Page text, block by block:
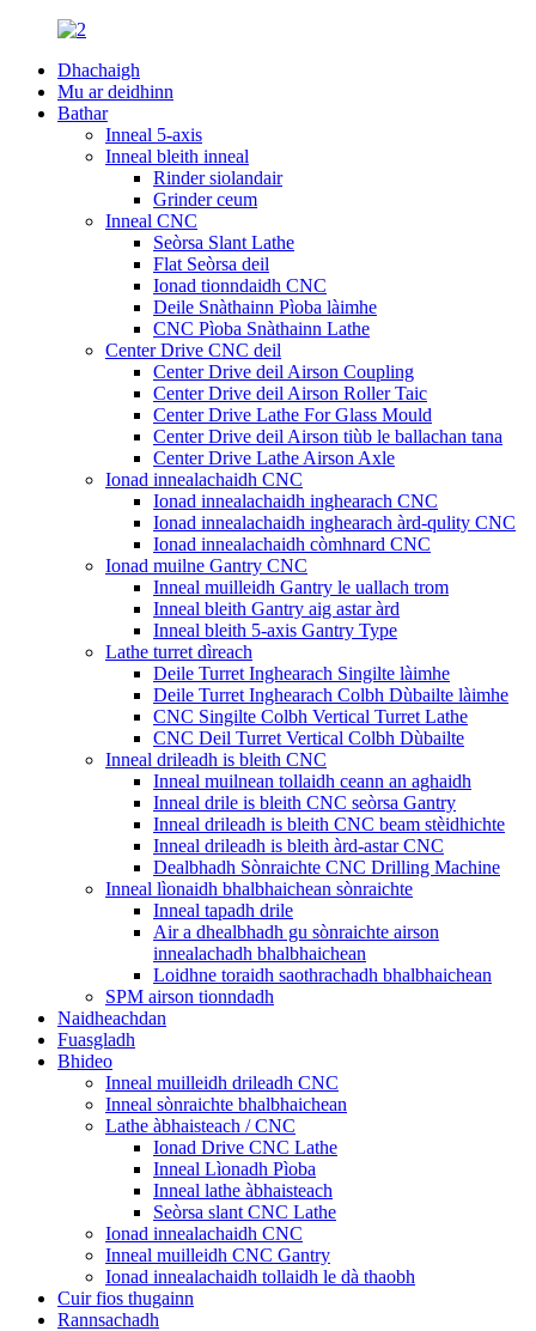
Dhachaigh
Mu ar deidhinn
Bathar
Inneal 5-axis
Inneal bleith inneal
Rinder siolandair
Grinder ceum
Inneal CNC
Seòrsa Slant Lathe
Flat Seòrsa deil
Ionad tionndaidh CNC
Deile Snàthainn Pìoba làimhe
CNC Pìoba Snàthainn Lathe
Center Drive CNC deil
Center Drive deil Airson Coupling
Center Drive deil Airson Roller Taic
Center Drive Lathe For Glass Mould
Center Drive deil Airson tiùb le ballachan tana
Center Drive Lathe Airson Axle
Ionad innealachaidh CNC
Ionad innealachaidh inghearach CNC
Ionad innealachaidh inghearach àrd-qulity CNC
Ionad innealachaidh còmhnard CNC
Ionad muilne Gantry CNC
Inneal muilleidh Gantry le uallach trom
Inneal bleith Gantry aig astar àrd
Inneal bleith 5-axis Gantry Type
Lathe turret dìreach
Deile Turret Inghearach Singilte làimhe
Deile Turret Inghearach Colbh Dùbailte làimhe
CNC Singilte Colbh Vertical Turret Lathe
CNC Deil Turret Vertical Colbh Dùbailte
Inneal drileadh is bleith CNC
Inneal muilnean tollaidh ceann an aghaidh
Inneal drile is bleith CNC seòrsa Gantry
Inneal drileadh is bleith CNC beam stèidhichte
Inneal drileadh is bleith àrd-astar CNC
Dealbhadh Sònraichte CNC Drilling Machine
Inneal lìonaidh bhalbhaichean sònraichte
Inneal tapadh drile
Air a dhealbhadh gu sònraichte airson
innealachadh bhalbhaichean
Loidhne toraidh saothrachadh bhalbhaichean
SPM airson tionndadh
Naidheachdan
Fuasgladh
Bhideo
Inneal muilleidh drileadh CNC
Inneal sònraichte bhalbhaichean
Lathe àbhaisteach / CNC
Ionad Drive CNC Lathe
Inneal Lìonadh Pìoba
Inneal lathe àbhaisteach
Seòrsa slant CNC Lathe
Ionad innealachaidh CNC
Inneal muilleidh CNC Gantry
Ionad innealachaidh tollaidh le dà thaobh
Cuir fios thugainn
Rannsachadh